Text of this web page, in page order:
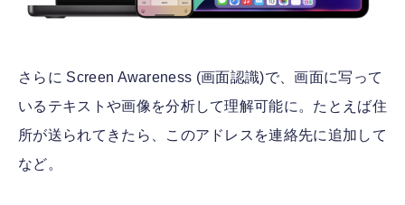
さらに Screen Awareness (画面認識)で、画面に写って
いるテキストや画像を分析して理解可能に。たとえば住
所が送られてきたら、このアドレスを連絡先に追加して
など。